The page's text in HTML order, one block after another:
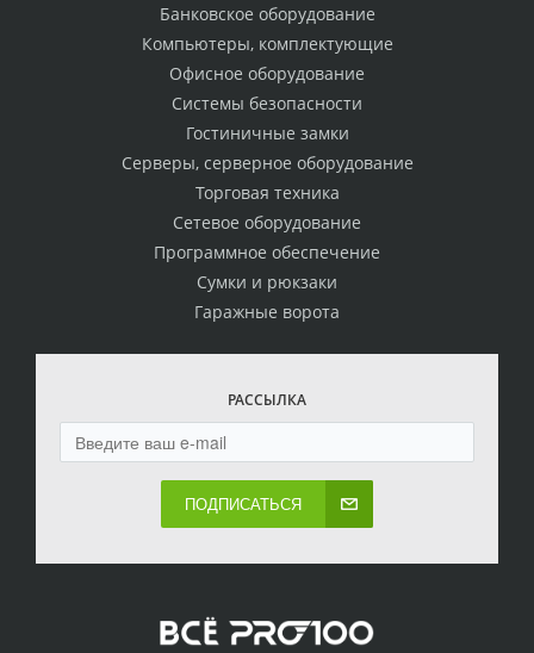
Банковское оборудование
Компьютеры, комплектующие
Офисное оборудование
Системы безопасности
Гостиничные замки
Серверы, серверное оборудование
Торговая техника
Сетевое оборудование
Программное обеспечение
Сумки и рюкзаки
Гаражные ворота
РАССЫЛКА
ПОДПИСАТЬСЯ